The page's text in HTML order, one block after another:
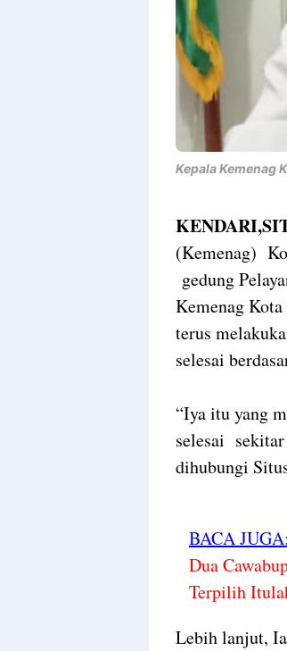
Kepala Kemenag
(Kemenag)
gedung
Kemenag
terus
selesai
“Iya itu yang
selesai sekitar
dihubungi
BACA JUGA:
Dua
Terpilih
Lebih lanjut,